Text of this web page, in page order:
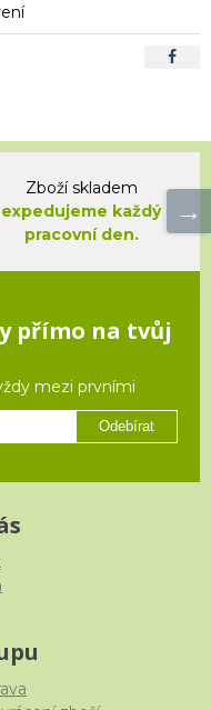
Zboží skladem
expedujeme každý
pracovní den.
přímo na tvůj
mezi prvními
Odebírat